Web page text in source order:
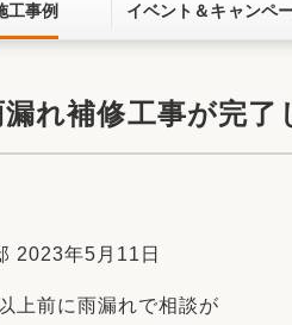
デンスペース カースペ
3Dシミュレーション
お客さま満足度アンケ
工事例 イベント＆キャンペ
れ補修工事が完了
2023年5月11日
上前に雨漏れで相談が